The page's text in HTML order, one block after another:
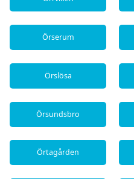
Örserum
Örslösa
Örsundsbro
Örtagården